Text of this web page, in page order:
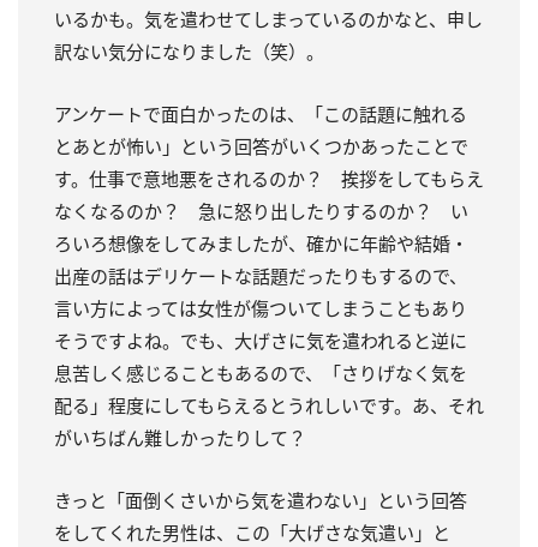
いるかも。気を遣わせてしまっているのかなと、申し
訳ない気分になりました（笑）。
アンケートで面白かったのは、「この話題に触れる
とあとが怖い」という回答がいくつかあったことで
す。仕事で意地悪をされるのか？ 挨拶をしてもらえ
なくなるのか？ 急に怒り出したりするのか？ い
ろいろ想像をしてみましたが、確かに年齢や結婚・
出産の話はデリケートな話題だったりもするので、
言い方によっては女性が傷ついてしまうこともあり
そうですよね。でも、大げさに気を遣われると逆に
息苦しく感じることもあるので、「さりげなく気を
配る」程度にしてもらえるとうれしいです。あ、それ
がいちばん難しかったりして？
きっと「面倒くさいから気を遣わない」という回答
をしてくれた男性は、この「大げさな気遣い」と